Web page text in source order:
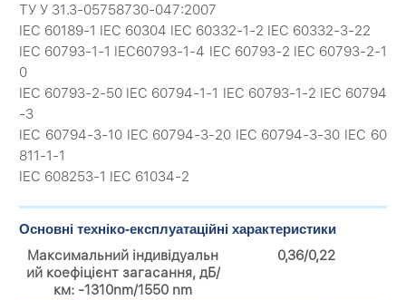
ТУ У 31.3-05758730-047:2007
IEC 60189-1 IEC 60304 IEC 60332-1-2 IEC 60332-3-22
IEC 60793-1-1 IEC60793-1-4 IEC 60793-2 IEC 60793-2-1
0
IEC 60793-2-50 IEC 60794-1-1 IEC 60793-1-2 IEC 60794
-3
IEC 60794-3-10 IEC 60794-3-20 IEC 60794-3-30 IEC 60
811-1-1
IEC 608253-1 IEC 61034-2
Основні техніко-експлуатаційні характеристики
Максимальний індивідуальн
ий коефіцієнт загасання, дБ/
км: -1310nm/1550 nm
0,36/0,22